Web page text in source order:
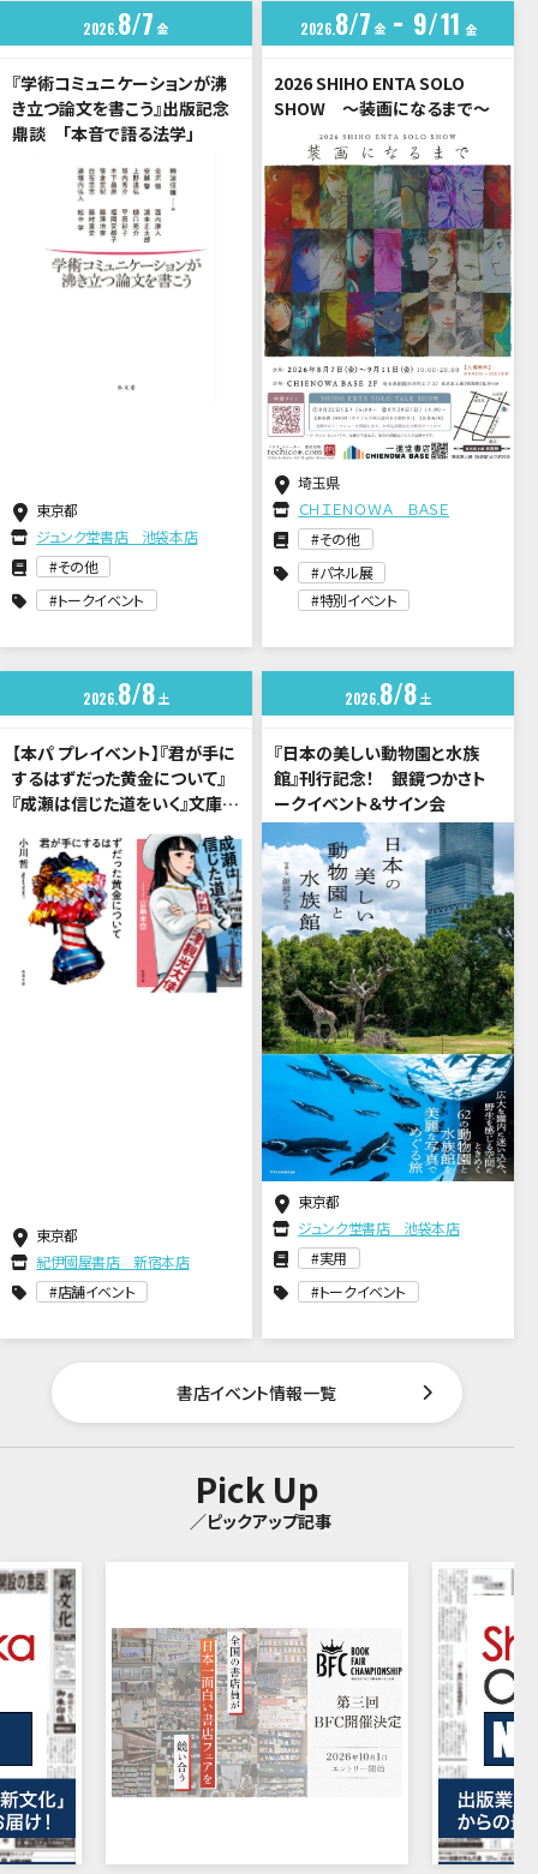
2026 8 7 金
『学術コミュニケーションが沸
き立つ論文を書こう』出版記念
鼎談 「本音で語る法学」
東京都
ジュンク堂書店 池袋本店
その他
トークイベント
20268 7 金 9 11 金
2026 SHIHO ENTA SOLO
SHOW ～装画になるまで～
埼玉県
ＣＨＩＥＮＯＷＡ ＢＡＳＥ
その他
パネル展
特別イベント
20268 8 土
【本パ プレイベント】『君が手に
するはずだった黄金について』
『成瀬は信じた道をいく』文庫化
記念 小川哲×宮島未奈 トー
クイベント
東京都
紀伊國屋書店 新宿本店
店舗イベント
2026 8 8 土
『日本の美しい動物園と水族
館』刊行記念！ 銀鏡つかさト
ークイベント＆サイン会
東京都
ジュンク堂書店 池袋本店
実用
トークイベント
書店イベント情報一覧
Pick Up
／ピックアップ記事